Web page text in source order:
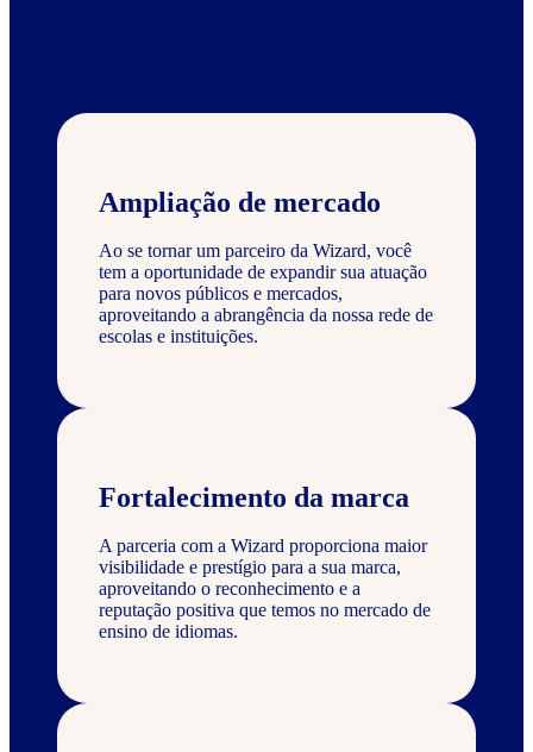
Ampliação de mercado
Ao se tornar um parceiro da Wizard, você
tem a oportunidade de expandir sua atuação
para novos públicos e mercados,
aproveitando a abrangência da nossa rede de
escolas e instituições.
Fortalecimento da marca
A parceria com a Wizard proporciona maior
visibilidade e prestígio para a sua marca,
aproveitando o reconhecimento e a
reputação positiva que temos no mercado de
ensino de idiomas.